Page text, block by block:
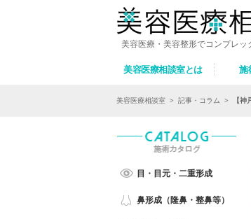
美容医療・美容整形でコンプレッ
美容医療相談室とは 施
美容医療相談室 > 記事・コラム > 【
目・目元・二重形成
鼻形成（隆鼻・整鼻等）